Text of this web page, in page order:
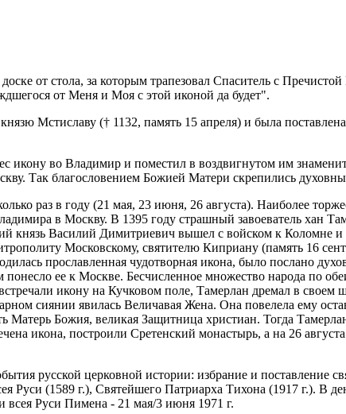
от сто­ла, за ко­то­рым тра­пе­зо­вал Спа­си­тель с
от Ме­ня и Моя с этой ико­ной да бу­дет".
Мсти­сла­ву († 1132, па­мять 15 ап­ре­ля) и бы­ла
во Вла­ди­мир и по­ме­стил в воз­двиг­ну­том им
Так бла­го­сло­ве­ни­ем Бо­жи­ей Ма­те­ри скре­пи­лись
раз в го­ду (21 мая, 23 июня, 26 ав­гу­ста). Наи­бо­лее
в Моск­ву. В 1395 го­ду страш­ный за­во­е­ва­тель хан
князь Ва­си­лий Ди­мит­ри­е­вич вы­шел с вой­ском к Ко­ломне
Мос­ков­ско­му, свя­ти­те­лю Ки­при­а­ну (па­мять 16
про­слав­лен­ная чу­до­твор­ная ико­на, бы­ло по­сла­но
ее к Москве. Бес­чис­лен­ное мно­же­ство на­ро­да по
ико­ну на Куч­ко­вом по­ле, Та­мер­лан дре­мал в сво­ем
си­я­нии яви­лась Ве­ли­ча­вая Же­на. Она по­ве­ле­ла ему
Бо­жия, ве­ли­кая За­щит­ни­ца хри­сти­ан. То­гда
ико­на, по­стро­и­ли Сре­тен­ский мо­на­стырь, а на 26
рус­ской цер­ков­ной ис­то­рии: из­бра­ние и по­став­ле­ние
Ру­си (1589 г.), Свя­тей­ше­го Пат­ри­ар­ха Ти­хо­на (1917 г.). В
всея Ру­си Пи­ме­на - 21 мая/3 июня 1971 г.